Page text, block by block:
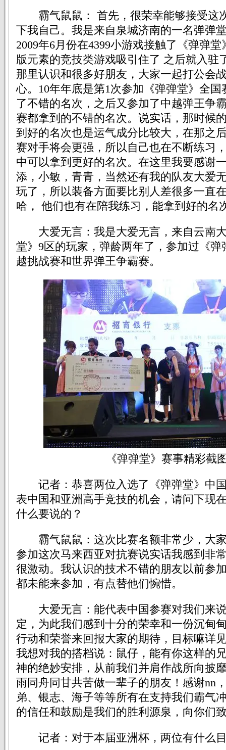
霸气鼠鼠： 首先，很荣幸能够接受这
下我自己。我是来自泉城济南的一名弹弹
2009年6月份在4399小游戏接触了《弹弹
版元素的竞技类游戏吸引住了 之后就入驻
那里认识和很多好朋友，大家一起打公会
心。10年年底是第1次参加《弹弹堂》全
了不错的名次，之后又参加了中越弹王争
赛都拿到的不错的名次。说实话，那时候
到好的名次也是运气成分比较大，在那之
赛对手将会更强，所以自己也在不断练习
中可以拿到更好的名次。在这里我要感谢
添，小敏，青青，当然还有我的队友大爱
玩了，所以装备方面要比别人差很多一直
哈， 他们也有在陪我练习，能拿到好的名
大爱无言：我是大爱无言，来自云南大
堂》9区的玩家，弹龄两年了，参加过《
越挑战赛和世界弹王争霸赛。
《弹弹堂》赛事精彩截
记者：恭喜两位入选了《弹弹堂》中
表中国和亚洲高手竞技的机会，请问下现
什么要说的？
霸气鼠鼠：这次比赛名额非常少，大
参加这次马来西亚对抗赛说实话我感到非
很激动。我认识的技术不错的朋友以前参
都未能来参加，有点替他们惋惜。
大爱无言：能代表中国参赛对我们来
定，为此我们感到十分的荣幸和一份沉甸
行动和荣誉来回报大家的期待，目标嘛详
我想对我的搭档说：鼠仔，能有你这样的
神的绝妙安排，从前我们并肩作战所向披
雨同舟同甘共苦做一辈子的朋友！感谢nn
弟、银志、海子等等所有在支持我们霸气
的信任和鼓励是我们的胜利源泉，向你们
记者：对于本届亚洲杯，两位有什么